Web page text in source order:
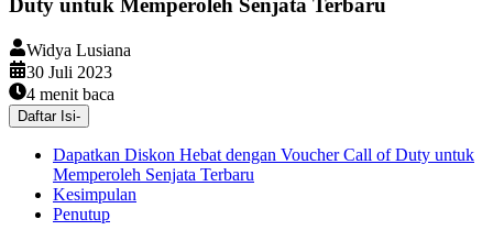
Duty untuk Memperoleh Senjata Terbaru
Widya Lusiana
30 Juli 2023
4 menit baca
Daftar Isi-
Dapatkan Diskon Hebat dengan Voucher Call of Duty untuk
Memperoleh Senjata Terbaru
Kesimpulan
Penutup